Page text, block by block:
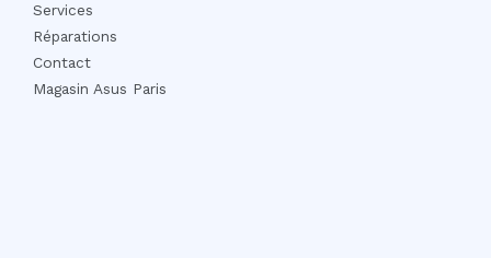
Services
Réparations
Contact
Magasin Asus Paris